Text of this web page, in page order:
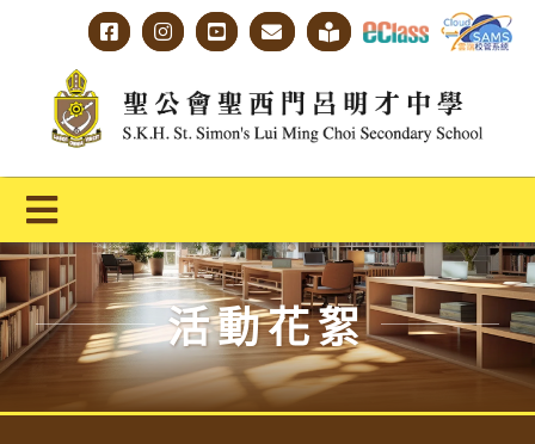
content
Toggle
Navigation
主頁
學校概覽
明才人學習藍圖
活動花絮